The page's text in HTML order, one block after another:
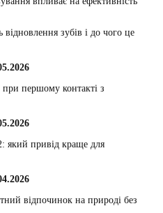
зубів і до чого це
першому контакті з
який привід краще для
відпочинок на природі без